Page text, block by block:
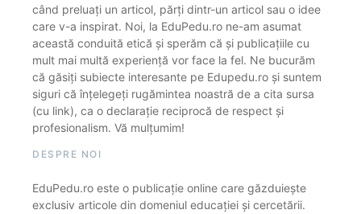
când preluați un articol, părți dintr-un articol sau o idee
care v-a inspirat. Noi, la EduPedu.ro ne-am asumat
această conduită etică și sperăm că și publicațiile cu
mult mai multă experiență vor face la fel. Ne bucurăm
că găsiți subiecte interesante pe Edupedu.ro și suntem
siguri că înțelegeți rugămintea noastră de a cita sursa
(cu link), ca o declarație reciprocă de respect și
profesionalism. Vă mulțumim!
DESPRE NOI
EduPedu.ro este o publicație online care găzduiește
exclusiv articole din domeniul educației și cercetării.